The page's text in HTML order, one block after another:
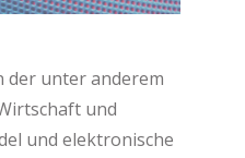
der unter anderem
und
und elektronische